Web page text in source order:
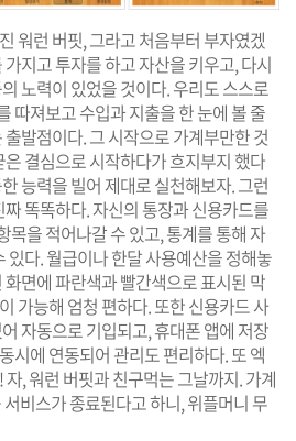
워런 버핏, 그라고 처음부터 부자였겠
지고 투자를 하고 자산을 키우고, 다시
노력이 있었을 것이다. 우리도 스스로
따져보고 수입과 지출을 한 눈에 볼 줄
발점이다. 그 시작으로 가계부만한 것
결심으로 시작하다가 흐지부지 했다
능력을 빌어 제대로 실천해보자. 그런
똑똑하다. 자신의 통장과 신용카드를
목을 적어나갈 수 있고, 통계를 통해 자
있다. 월급이나 한달 사용예산을 정해놓
면에 파란색과 빨간색으로 표시된 막
가능해 엄청 편하다. 또한 신용카드 사
자동으로 기입되고, 휴대폰 앱에 저장
시에 연동되어 관리도 편리하다. 또 엑
, 워런 버핏과 친구먹는 그날까지. 가계
비스가 종료된다고 하니, 위플머니 무